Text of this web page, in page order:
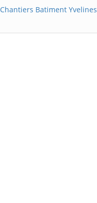
Chantiers Batiment Yvelines